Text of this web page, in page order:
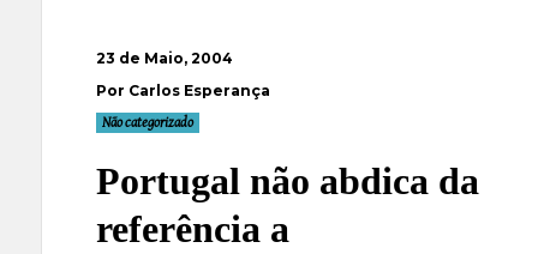
23 de Maio, 2004
Por Carlos Esperança
Não categorizado
Portugal não abdica da
referência a